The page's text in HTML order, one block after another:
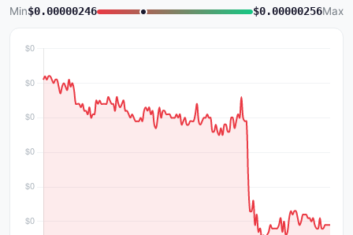
Min$0.00000246 $0.00000256Max